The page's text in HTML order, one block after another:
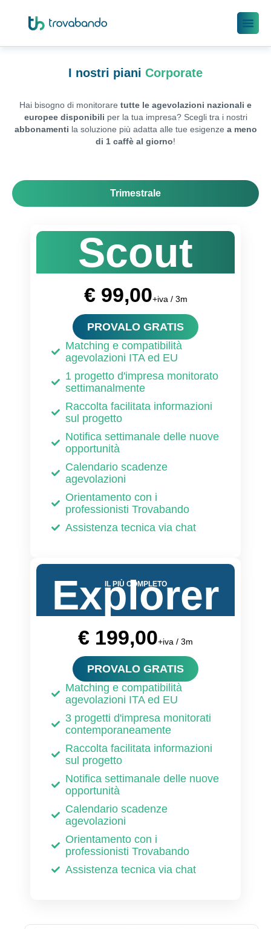
I nostri piani Corporate
Hai bisogno di monitorare tutte le agevolazioni nazionali e
europee disponibili per la tua impresa? Scegli tra i nostri
abbonamenti la soluzione più adatta alle tue esigenze a meno
di 1 caffè al giorno!
Trimestrale
Scout
€ 99,00+iva / 3m
PROVALO GRATIS
Matching e compatibilità
agevolazioni ITA ed EU
1 progetto d'impresa monitorato
settimanalmente
Raccolta facilitata informazioni
sul progetto
Notifica settimanale delle nuove
opportunità
Calendario scadenze
agevolazioni
Orientamento con i
professionisti Trovabando
Assistenza tecnica via chat
IL PIÙ COMPLETO
Explorer
€ 199,00+iva / 3m
PROVALO GRATIS
Matching e compatibilità
agevolazioni ITA ed EU
3 progetti d'impresa monitorati
contemporaneamente
Raccolta facilitata informazioni
sul progetto
Notifica settimanale delle nuove
opportunità
Calendario scadenze
agevolazioni
Orientamento con i
professionisti Trovabando
Assistenza tecnica via chat